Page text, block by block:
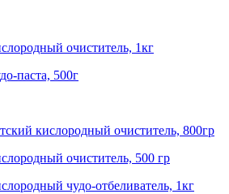
очиститель, 1кг
паста, 500г
кислородный очиститель, 800гр
очиститель, 500 гр
чудо-отбеливатель, 1кг